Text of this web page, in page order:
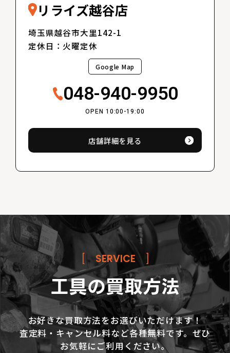
リライズ越谷店
埼玉県越谷市大里142-1
定休日：火曜定休
Google Map
048-940-9950
OPEN 10:00-19:00
店舗詳細を見る
SERVICE
工具の買取方法
お好きな買取方法をお選びいただけます！
査定料・キャンセル料など各種無料です。ぜひ
お気軽にご利用ください。